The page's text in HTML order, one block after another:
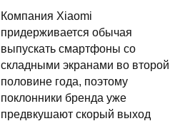
Компания Xiaomi
придерживается обычая
выпускать смартфоны со
складными экранами во второй
половине года, поэтому
поклонники бренда уже
предвкушают скорый выход